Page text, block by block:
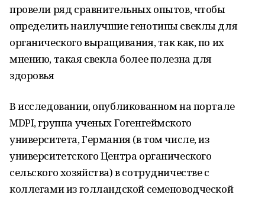
провели ряд сравнительных опытов, чтобы
определить наилучшие генотипы свеклы для
органического выращивания, так как, по их
мнению, такая свекла более полезна для
здоровья
В исследовании, опубликованном на портале
MDPI, группа ученых Гогенгеймского
университета, Германия (в том числе, из
университетского Центра органического
сельского хозяйства) в сотрудничестве с
коллегами из голландской семеноводческой